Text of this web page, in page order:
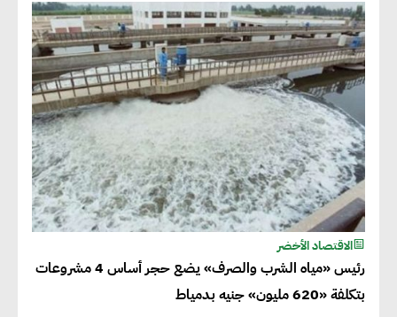
الاقتصاد الأخضر
رئيس «مياه الشرب والصرف» يضع حجر أساس 4 مشروعات
بتكلفة «620 مليون» جنيه بدمياط